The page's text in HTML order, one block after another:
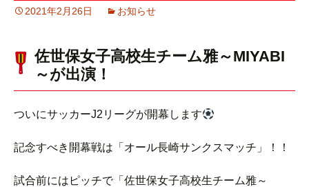
2021年2月26日 お知らせ
佐世保女子高校生チーム雅～MIYABI
～が出演！
ついにサッカーJ2リーグが開幕します
記念すべき開幕戦は「オール長崎サンクスマッチ」！！
試合前にはピッチで「佐世保女子高校生チーム雅～